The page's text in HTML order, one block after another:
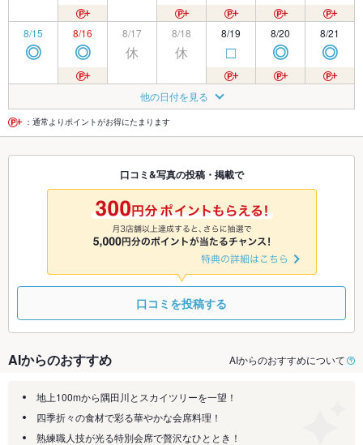
8/15
◎
8/16
◎
8/17
休
8/18
休
8/19
□
8/20
◎
8/21
◎
◎ ◎
8/24
休
8/25
◎
8/26
◎ ◎ ◎
8/29 8/30 8/31
休
9/1
休
9/2
◎
9/3 9/4
9/7
休
9/8
◎
9/9
◎
9/10
他の日付を見る
：通常よりポイントがお得にたまります
口コミ&写真の投稿・掲載で
口コミを投稿する
AIからのおすすめ AIからのおすすめについて
地上100mから隅田川とスカイツリーを一望！
四季折々の食材で彩る華やかな会席料理！
熟練職人技が光る特別会席で贅沢なひととき！